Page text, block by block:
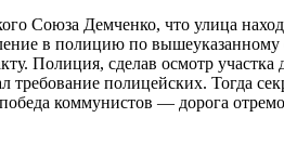
Союза Демченко, что улица
в полицию по вышеуказанному
Полиция, сделав осмотр участка
полицейских. Тогда
коммунистов — дорога